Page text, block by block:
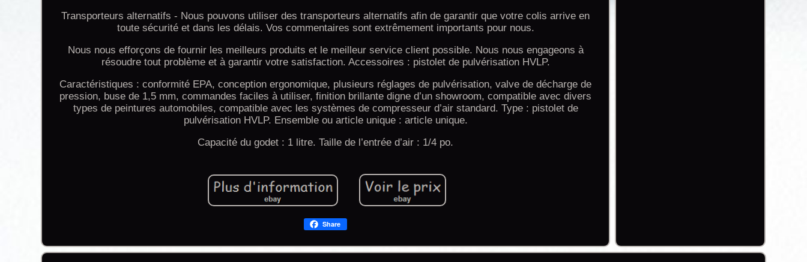
Transporteurs alternatifs - Nous pouvons utiliser des transporteurs alternatifs afin de garantir que votre colis arrive en
toute sécurité et dans les délais. Vos commentaires sont extrêmement importants pour nous.
Nous nous efforçons de fournir les meilleurs produits et le meilleur service client possible. Nous nous engageons à
résoudre tout problème et à garantir votre satisfaction. Accessoires : pistolet de pulvérisation HVLP.
Caractéristiques : conformité EPA, conception ergonomique, plusieurs réglages de pulvérisation, valve de décharge de
pression, buse de 1,5 mm, commandes faciles à utiliser, finition brillante digne d’un showroom, compatible avec divers
types de peintures automobiles, compatible avec les systèmes de compresseur d’air standard. Type : pistolet de
pulvérisation HVLP. Ensemble ou article unique : article unique.
Capacité du godet : 1 litre. Taille de l’entrée d’air : 1/4 po.
Share